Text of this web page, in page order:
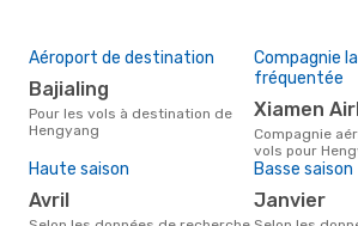
Aéroport de destination
Bajialing
Pour les vols à destination de
Hengyang
Compagnie
fréquentée
Xiamen
Compagnie aérienne avec des
vols pour
Haute saison
avril
Basse saison
janvier